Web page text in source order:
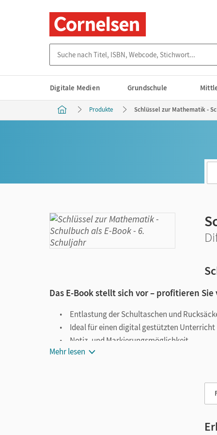
Digitale Medien Grundschule
Produkte Schlüssel zur Mathematik -
Das E-Book stellt sich vor – profitieren
Entlastung der Schultaschen und
Ideal für einen digital gestützten Unterricht
Notiz- und Markierungsmöglichkeit
Jederzeit unkompliziert verfügbar
Mehr lesen